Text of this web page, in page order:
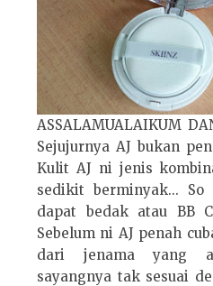
ASSALAMUALAIKUM
Sejujurnya AJ bukan
Kulit AJ ni jenis
sedikit berminyak...
dapat bedak atau BB
Sebelum ni AJ penah
dari jenama yang
sayangnya tak sesuai